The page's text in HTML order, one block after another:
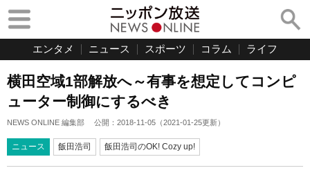
エンタメ ニュース スポーツ コラム ライフ
横田空域1部解放へ～有事を想定してコンピ
ューター制御にするべき
NEWS ONLINE 編集部 公開： 2018-11-05 （2021-01-25更新）
ニュース 飯田浩司 飯田浩司のOK! Cozy up!